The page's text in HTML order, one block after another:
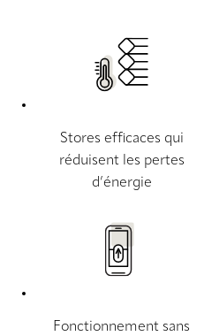
Stores efficaces qui
réduisent les pertes
d’énergie
Fonctionnement sans